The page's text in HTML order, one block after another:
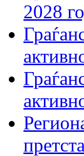
2028